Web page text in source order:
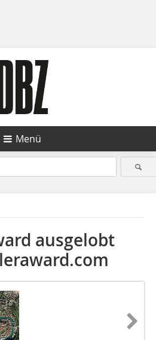
Menü
ausgelobt